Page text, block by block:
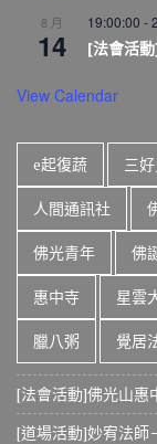
8 月
14
19:00:00 -
[法會活
View Calendar
e起復蔬 三
人間通訊社
佛光青年 佛
惠中寺 星雲
臘八粥 覺居
[法會活動]佛光山惠
[道場活動]妙宥法師